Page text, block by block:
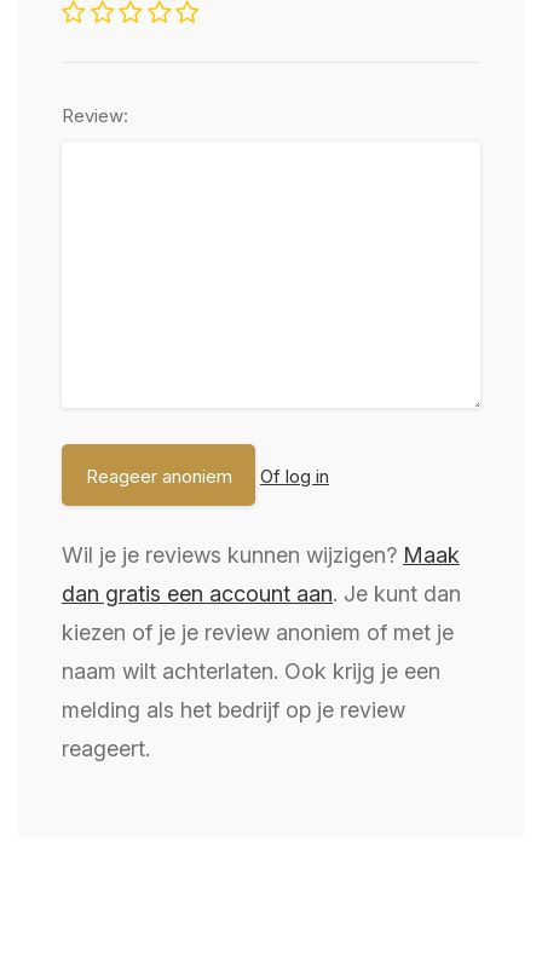
Review:
Of log in
Wil je je reviews kunnen wijzigen? Maak
dan gratis een account aan. Je kunt dan
kiezen of je je review anoniem of met je
naam wilt achterlaten. Ook krijg je een
melding als het bedrijf op je review
reageert.